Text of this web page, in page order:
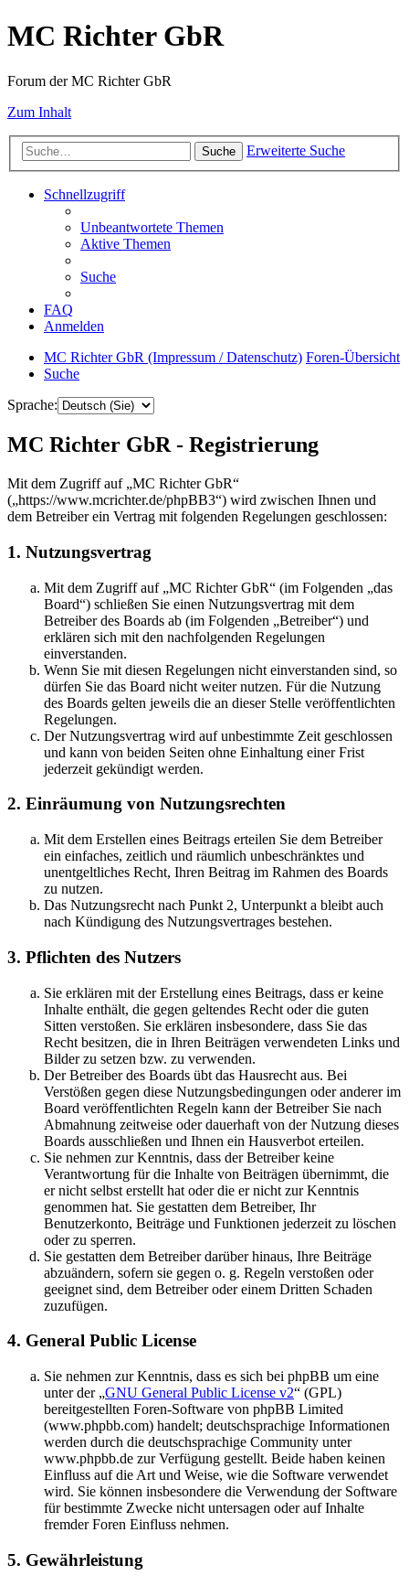
MC Richter GbR
Forum der MC Richter GbR
Zum Inhalt
Suche Erweiterte Suche
Schnellzugriff
Unbeantwortete Themen
Aktive Themen
Suche
FAQ
Anmelden
MC Richter GbR (Impressum / Datenschutz) Foren-Übersicht
Suche
Sprache:
MC Richter GbR - Registrierung
Mit dem Zugriff auf „MC Richter GbR“
(„https://www.mcrichter.de/phpBB3“) wird zwischen Ihnen und
dem Betreiber ein Vertrag mit folgenden Regelungen geschlossen:
1. Nutzungsvertrag
Mit dem Zugriff auf „MC Richter GbR“ (im Folgenden „das
Board“) schließen Sie einen Nutzungsvertrag mit dem
Betreiber des Boards ab (im Folgenden „Betreiber“) und
erklären sich mit den nachfolgenden Regelungen
einverstanden.
Wenn Sie mit diesen Regelungen nicht einverstanden sind, so
dürfen Sie das Board nicht weiter nutzen. Für die Nutzung
des Boards gelten jeweils die an dieser Stelle veröffentlichten
Regelungen.
Der Nutzungsvertrag wird auf unbestimmte Zeit geschlossen
und kann von beiden Seiten ohne Einhaltung einer Frist
jederzeit gekündigt werden.
2. Einräumung von Nutzungsrechten
Mit dem Erstellen eines Beitrags erteilen Sie dem Betreiber
ein einfaches, zeitlich und räumlich unbeschränktes und
unentgeltliches Recht, Ihren Beitrag im Rahmen des Boards
zu nutzen.
Das Nutzungsrecht nach Punkt 2, Unterpunkt a bleibt auch
nach Kündigung des Nutzungsvertrages bestehen.
3. Pflichten des Nutzers
Sie erklären mit der Erstellung eines Beitrags, dass er keine
Inhalte enthält, die gegen geltendes Recht oder die guten
Sitten verstoßen. Sie erklären insbesondere, dass Sie das
Recht besitzen, die in Ihren Beiträgen verwendeten Links und
Bilder zu setzen bzw. zu verwenden.
Der Betreiber des Boards übt das Hausrecht aus. Bei
Verstößen gegen diese Nutzungsbedingungen oder anderer im
Board veröffentlichten Regeln kann der Betreiber Sie nach
Abmahnung zeitweise oder dauerhaft von der Nutzung dieses
Boards ausschließen und Ihnen ein Hausverbot erteilen.
Sie nehmen zur Kenntnis, dass der Betreiber keine
Verantwortung für die Inhalte von Beiträgen übernimmt, die
er nicht selbst erstellt hat oder die er nicht zur Kenntnis
genommen hat. Sie gestatten dem Betreiber, Ihr
Benutzerkonto, Beiträge und Funktionen jederzeit zu löschen
oder zu sperren.
Sie gestatten dem Betreiber darüber hinaus, Ihre Beiträge
abzuändern, sofern sie gegen o. g. Regeln verstoßen oder
geeignet sind, dem Betreiber oder einem Dritten Schaden
zuzufügen.
4. General Public License
Sie nehmen zur Kenntnis, dass es sich bei phpBB um eine
unter der „GNU General Public License v2“ (GPL)
bereitgestellten Foren-Software von phpBB Limited
(www.phpbb.com) handelt; deutschsprachige Informationen
werden durch die deutschsprachige Community unter
www.phpbb.de zur Verfügung gestellt. Beide haben keinen
Einfluss auf die Art und Weise, wie die Software verwendet
wird. Sie können insbesondere die Verwendung der Software
für bestimmte Zwecke nicht untersagen oder auf Inhalte
fremder Foren Einfluss nehmen.
5. Gewährleistung